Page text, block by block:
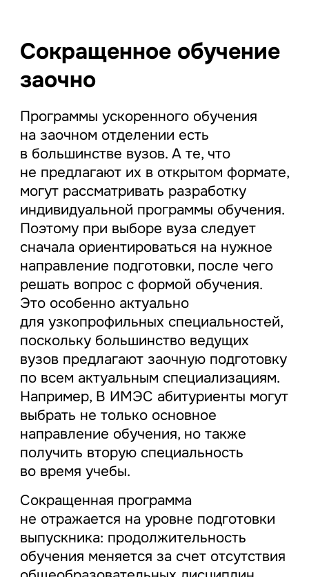
Сокращенное обучение
заочно
Программы ускоренного обучения
на заочном отделении есть
в большинстве вузов. А те, что
не предлагают их в открытом формате,
могут рассматривать разработку
индивидуальной программы обучения.
Поэтому при выборе вуза следует
сначала ориентироваться на нужное
направление подготовки, после чего
решать вопрос с формой обучения.
Это особенно актуально
для узкопрофильных специальностей,
поскольку большинство ведущих
вузов предлагают заочную подготовку
по всем актуальным специализациям.
Например, В ИМЭС абитуриенты могут
выбрать не только основное
направление обучения, но также
получить вторую специальность
во время учебы.
Сокращенная программа
не отражается на уровне подготовки
выпускника: продолжительность
обучения меняется за счет отсутствия